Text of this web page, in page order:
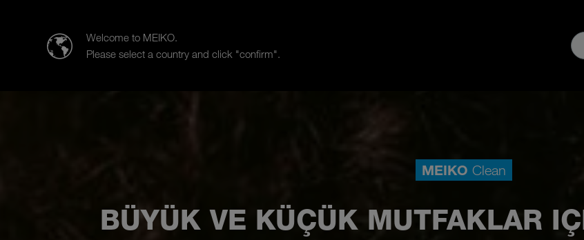
Welcome to MEIKO.
Please select a country and click "confirm".
MEIKO Clean
BÜYÜK VE KÜÇÜK MUTFAKLAR